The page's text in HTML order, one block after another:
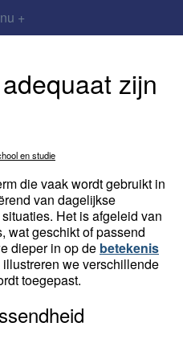
+
zijn
en studie
die vaak wordt gebruikt in
van dagelijkse
Het is afgeleid van
wat geschikt of passend
dieper in op de betekenis
illustreren we verschillende
toegepast.